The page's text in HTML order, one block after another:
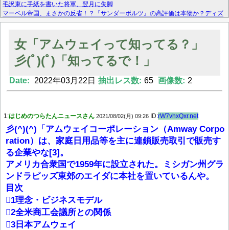
毛沢東に手紙を書いた将軍、翌月に失脚
マーベル帝国、まさかの反省！？『サンダーボルツ』の高評価は本物か？ディズ
ニーCEOの「量より質」宣言の裏で渦巻くファンの本音とMCUの未来を徹底考
【モー娘。石田亜佑美】ファーストテイク出演も新規獲得ならず？北川莉央が1
【画像あり】FacebookとかTwitterで拾ったエロ画像貼ってくよ
女「アムウェイって知ってる？」
彡(ﾟ)(ﾟ)「知ってるで！」
Date: 2022年03月22日 抽出レス数: 65 画像数: 2
1:はじめのつらたんニュースさん 2021/08/02(月) 09:26 ID:rW7vhxQxr.net
彡(^)(^)「アムウェイコーポレーション（Amway Corpo
ration）は、家庭日用品等を主に連鎖販売取引で販売す
る企業やな[3]。
アメリカ合衆国で1959年に設立された。ミシガン州グラ
ンドラピッズ東郊のエイダに本社を置いているんや。
目次
1理念・ビジネスモデル
2全米商工会議所との関係
3日本アムウェイ